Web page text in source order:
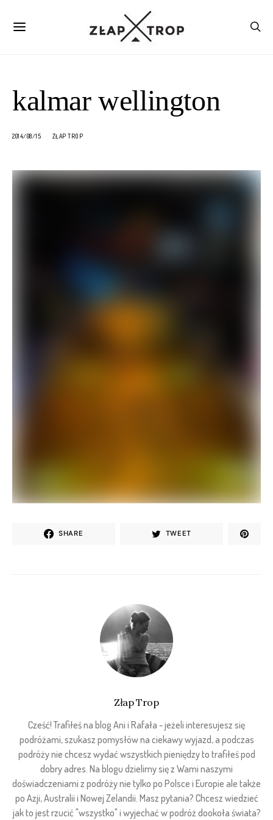
kalmar wellington
2014/08/15 ZŁAP TROP
SHARE TWEET
Złap Trop
Cześć! Trafiłeś na blog Ani i Rafała - jeżeli interesujesz się
podróżami, szukasz pomysłów na ciekawy wyjazd, a podczas
podróży nie chcesz wydać wszystkich pieniędzy to trafiłeś pod
dobry adres. Na blogu dzielimy się z Wami naszymi
doświadczeniami z podróży nie tylko po Polsce i Europie ale także
po Azji, Australii i Nowej Zelandii. Masz pytania? Chcesz wiedzieć
jak to jest rzucić "wszystko" i wyjechać w podróż dookoła świata?